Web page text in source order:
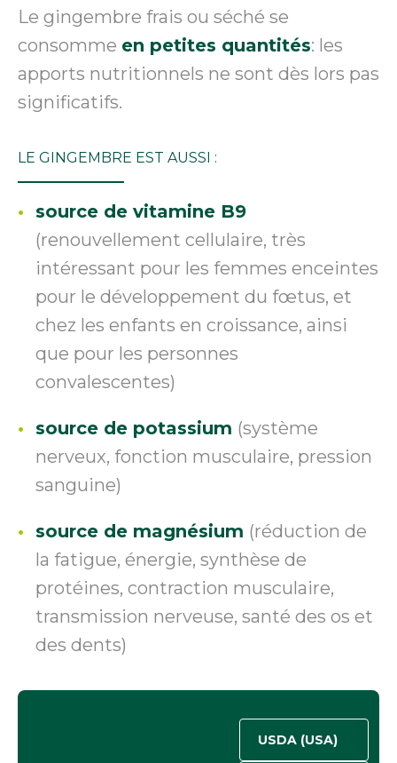
Le gingembre frais ou séché se
consomme en petites quantités: les
apports nutritionnels ne sont dès lors pas
significatifs.
LE GINGEMBRE EST AUSSI :
source de vitamine B9
(renouvellement cellulaire, très
intéressant pour les femmes enceintes
pour le développement du fœtus, et
chez les enfants en croissance, ainsi
que pour les personnes
convalescentes)
source de potassium (système
nerveux, fonction musculaire, pression
sanguine)
source de magnésium (réduction de
la fatigue, énergie, synthèse de
protéines, contraction musculaire,
transmission nerveuse, santé des os et
des dents)
USDA (USA)